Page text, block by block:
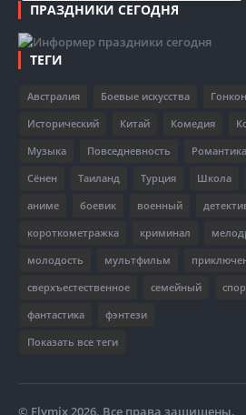
ПРАЗДНИКИ СЕГОДНЯ
ТЕГИ
Австралия Боевые искусства
Исторический
Китай Комедия
Музыка
Повседневность Романтика
Сёнен
Таиланд Турция Школа
аниме
боевик военный
короткометражка
криминал
молодость
мультфильм
сверхъестественное
семейный
фантастика
фэнтези
Показать все теги
© Flymix 2026. Все права защищены.